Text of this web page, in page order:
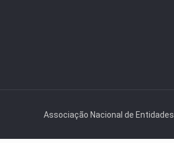
Associação Nacional de